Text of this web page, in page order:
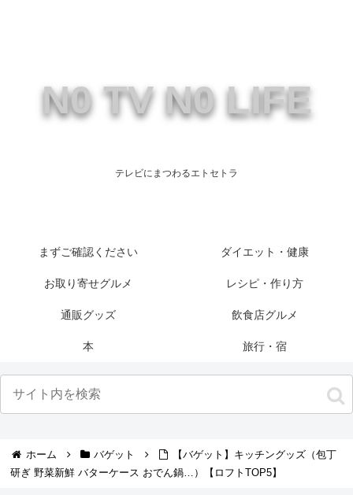
N0 TV N0 LIFE
テレビにまつわるエトセトラ
まずご確認ください ダイエット・健康
お取り寄せグルメ レシピ・作り方
通販グッズ 飲食店グルメ
本 旅行・宿
ホーム バゲット
【バゲット】キッチングッズ（包丁
研ぎ 野菜新鮮 バターケース おでん鍋…）【ロフトTOP5】